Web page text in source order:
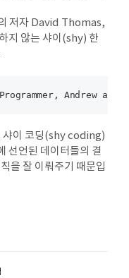
저자 David Thomas,
지 않는 샤이(shy) 한
샤이 코딩(shy coding)
선언된 데이터들의 결
을 잘 이뤄주기 때문입